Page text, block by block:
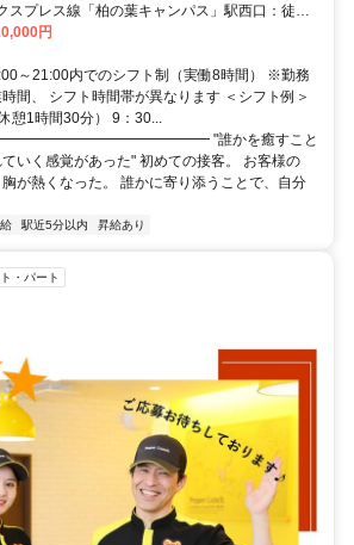
円
～21:00内でのシフト制（実働8時間） ※勤務
間、 シフト時間帯が異なります ＜シフト例＞
憩1時間30分） 9：30...
"誰かを癒すこと
いく感覚があった" 初めての接客。 お客様の
胸が熱くなった。 誰かに寄り添うことで、自分
駅近5分以内 昇給あり
・パート